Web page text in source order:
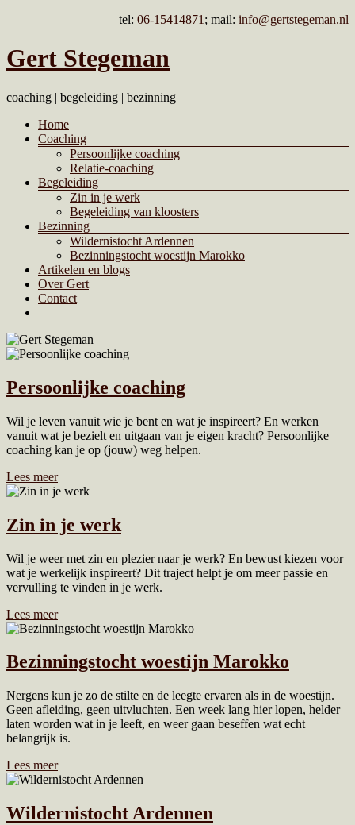
de
inhoud
tel: 06-15414871 ; mail: info@gertstegeman.nl
Gert Stegeman
coaching | begeleiding | bezinning
Menu
Home
Coaching
Persoonlijke coaching
Relatie-coaching
Begeleiding
Zin in je werk
Begeleiding van kloosters
Bezinning
Wildernistocht Ardennen
Bezinningstocht woestijn Marokko
Artikelen en blogs
Over Gert
Contact
Persoonlijke coaching
Wil je leven vanuit wie je bent en wat je inspireert? En werken
vanuit wat je bezielt en uitgaan van je eigen kracht? Persoonlijke
coaching kan je op (jouw) weg helpen.
Lees meer
Zin in je werk
Wil je weer met zin en plezier naar je werk? En bewust kiezen voor
wat je werkelijk inspireert? Dit traject helpt je om meer passie en
vervulling te vinden in je werk.
Lees meer
Bezinningstocht woestijn Marokko
Nergens kun je zo de stilte en de leegte ervaren als in de woestijn.
Geen afleiding, geen uitvluchten. Een week lang hier lopen, helder
laten worden wat in je leeft, en weer gaan beseffen wat echt
belangrijk is.
Lees meer
Wildernistocht Ardennen